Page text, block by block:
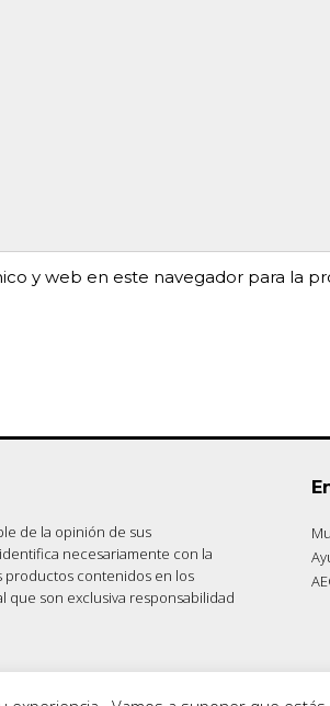
y web en este navegador para la
de la opinión de sus
necesariamente con la
productos contenidos en los
que son exclusiva responsabilidad